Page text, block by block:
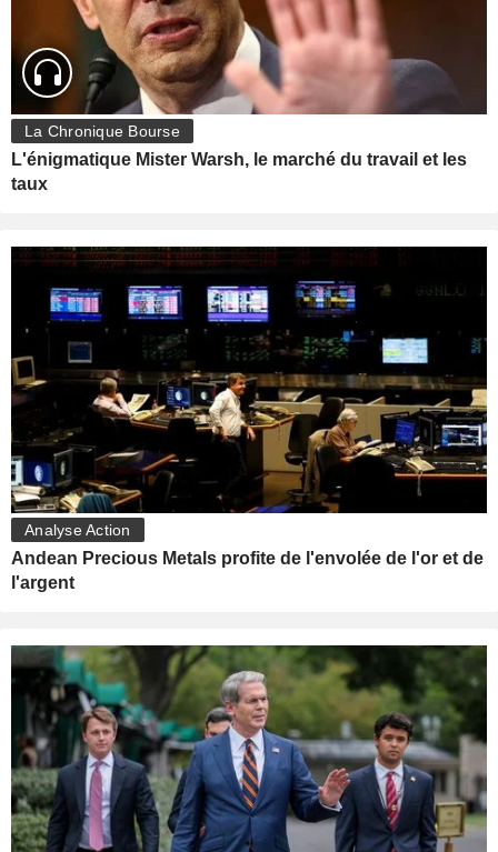
La Chronique Bourse
L'énigmatique Mister Warsh, le marché du travail et les
taux
Analyse Action
Andean Precious Metals profite de l'envolée de l'or et de
l'argent